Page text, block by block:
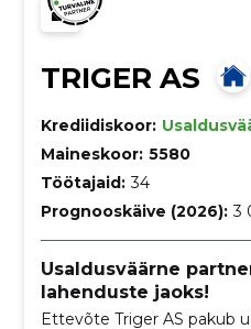
TRIGER AS
Krediidiskoor:
Maineskoor: 5580
Töötajaid: 34
Prognooskäive (2026): 3
Usaldusväärne
lahenduste jaoks!
Ettevõte Triger AS pakub